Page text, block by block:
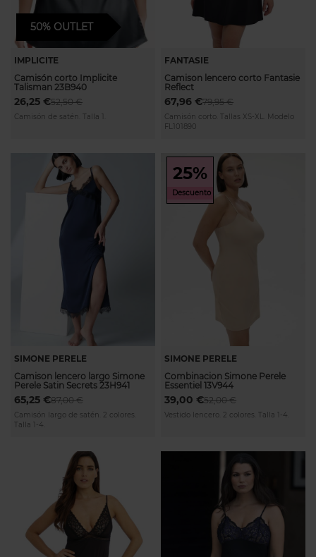
50% OUTLET
IMPLICITE
Camisón corto Implicite
Talisman 23B940
52,50 €
26,25 €
Camisón de satén. Talla 1.
FANTASIE
Camison lencero corto Fantasie
Reflect
79,95 €
67,96 €
Camisón corto. Tallas XS-XL. Modelo
FL101890
SIMONE PERELE
Camison lencero largo Simone
Perele Satin Secrets 23H941
87,00 €
65,25 €
Camisón largo de satén. 2 colores.
Talla 1-4.
25%
Descuento
SIMONE PERELE
Combinacion Simone Perele
Essentiel 13V944
52,00 €
39,00 €
Vestido lencero. 2 colores. Talla 1-4.